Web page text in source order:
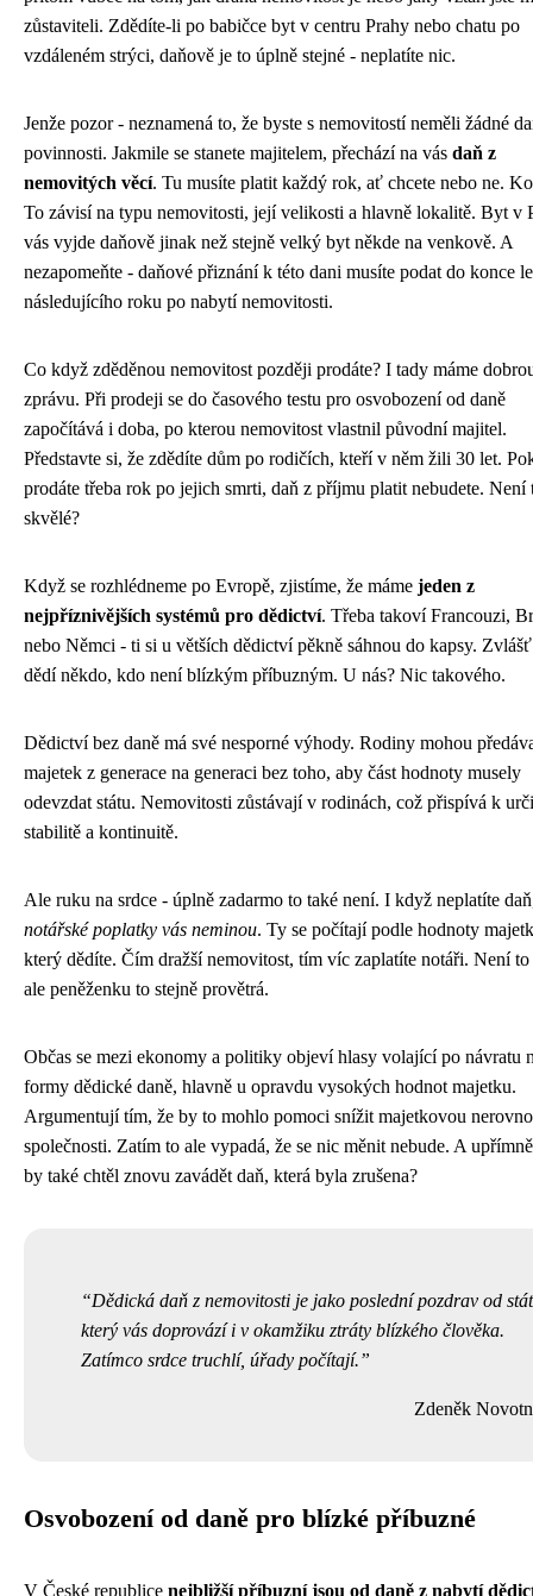
zůstaviteli. Zdědíte-li po babičce byt v centru Prahy nebo chatu po
vzdáleném strýci, daňově je to úplně stejné - neplatíte nic.
Jenže pozor - neznamená to, že byste s nemovitostí neměli žádné
povinnosti. Jakmile se stanete majitelem, přechází na vás daň z
nemovitých věcí. Tu musíte platit každý rok, ať chcete nebo ne.
To závisí na typu nemovitosti, její velikosti a hlavně lokalitě. Byt v
vás vyjde daňově jinak než stejně velký byt někde na venkově. A
nezapomeňte - daňové přiznání k této dani musíte podat do konce
následujícího roku po nabytí nemovitosti.
Co když zděděnou nemovitost později prodáte? I tady máme
zprávu. Při prodeji se do časového testu pro osvobození od daně
započítává i doba, po kterou nemovitost vlastnil původní majitel.
Představte si, že zdědíte dům po rodičích, kteří v něm žili 30 let.
prodáte třeba rok po jejich smrti, daň z příjmu platit nebudete. Není
skvělé?
Když se rozhlédneme po Evropě, zjistíme, že máme jeden z
nejpříznivějších systémů pro dědictví. Třeba takoví Francouzi,
nebo Němci - ti si u větších dědictví pěkně sáhnou do kapsy.
dědí někdo, kdo není blízkým příbuzným. U nás? Nic takového.
Dědictví bez daně má své nesporné výhody. Rodiny mohou
majetek z generace na generaci bez toho, aby část hodnoty musely
odevzdat státu. Nemovitosti zůstávají v rodinách, což přispívá k
stabilitě a kontinuitě.
Ale ruku na srdce - úplně zadarmo to také není. I když neplatíte
notářské poplatky vás neminou. Ty se počítají podle hodnoty
který dědíte. Čím dražší nemovitost, tím víc zaplatíte notáři. Není to
ale peněženku to stejně provětrá.
Občas se mezi ekonomy a politiky objeví hlasy volající po návratu
formy dědické daně, hlavně u opravdu vysokých hodnot majetku.
Argumentují tím, že by to mohlo pomoci snížit majetkovou
společnosti. Zatím to ale vypadá, že se nic měnit nebude. A
by také chtěl znovu zavádět daň, která byla zrušena?
Dědická daň z nemovitosti je jako poslední pozdrav od
který vás doprovází i v okamžiku ztráty blízkého člověka.
Zatímco srdce truchlí, úřady počítají.
Zdeněk
Osvobození od daně pro blízké příbuzné
V České republice nejbližší příbuzní jsou od daně z nabytí